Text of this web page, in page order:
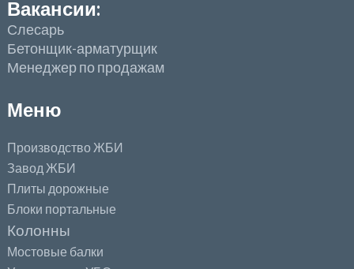
Вакансии:
Слесарь
Бетонщик-арматурщик
Менеджер по продажам
Меню
Производство ЖБИ
Завод ЖБИ
Плиты дорожные
Блоки портальные
Колонны
Мостовые балки